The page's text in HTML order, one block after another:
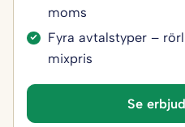
moms
Fyra avtalstyper –
mixpris
Se